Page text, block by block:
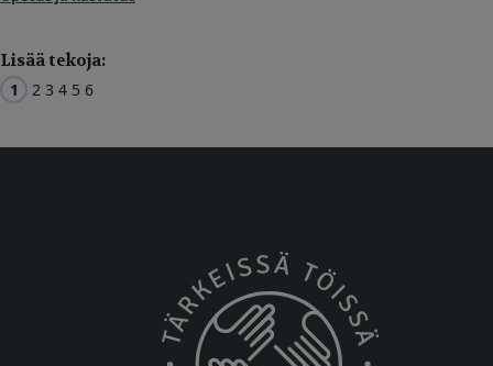
Lisää tekoja:
1 2 3 4 5 6